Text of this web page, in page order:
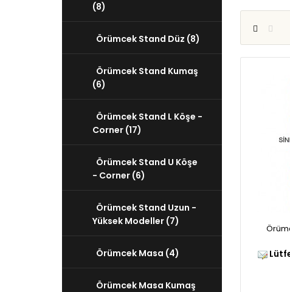
(8)
Örümcek Stand Düz (8)
Örümcek Stand Kumaş
(6)
Örümcek Stand L Köşe -
Corner (17)
Örümcek Stand U Köşe
- Corner (6)
Örümcek Stand Uzun -
Yüksek Modeller (7)
Örümcek Masa (4)
Örümcek Masa Kumaş